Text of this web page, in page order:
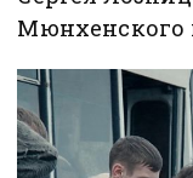
Мюнхенского